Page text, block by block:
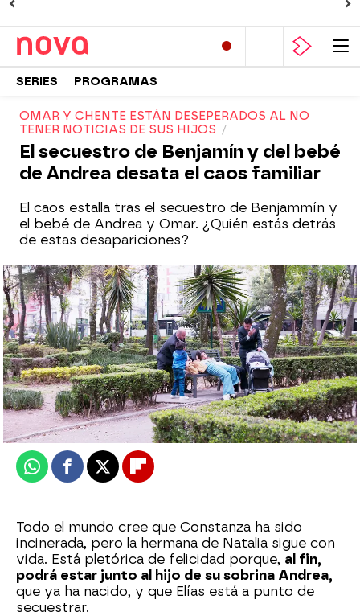
SERIES PROGRAMAS
OMAR Y CHENTE ESTÁN DESEPERADOS AL NO
TENER NOTICIAS DE SUS HIJOS
El secuestro de Benjamín y del bebé
de Andrea desata el caos familiar
El caos estalla tras el secuestro de Benjammín y
el bebé de Andrea y Omar. ¿Quién estás detrás
de estas desapariciones?
Nova
Publicado:21 de enero de 2025, 21:45
WhatsappFacebook
X Flipboard
Todo el mundo cree que Constanza ha sido
incinerada, pero la hermana de Natalia sigue con
vida. Está pletórica de felicidad porque, al fin,
podrá estar junto al hijo de su sobrina Andrea,
que ya ha nacido, y que Elías está a punto de
secuestrar.